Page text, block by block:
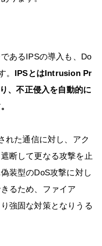
あるIPSの導入も、Do
。 IPSとはIntrusion Pr
、不正侵入を自動的に
れた通信に対し、アク
断して更なる攻撃を止
装型のDoS攻撃に対し
るため、ファイア
強固な対策となりうる